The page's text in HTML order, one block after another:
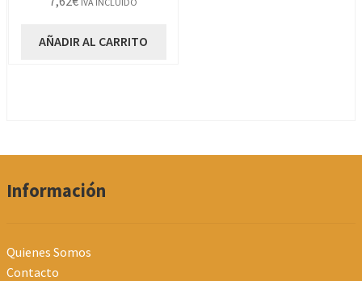
AÑADIR AL CARRITO
Información
Quienes Somos
Contacto